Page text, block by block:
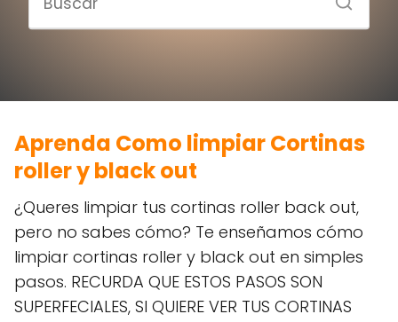
Aprenda Como limpiar Cortinas
roller y black out
¿Queres limpiar tus cortinas roller back out,
pero no sabes cómo? Te enseñamos cómo
limpiar cortinas roller y black out en simples
pasos. RECURDA QUE ESTOS PASOS SON
SUPERFECIALES, SI QUIERE VER TUS CORTINAS